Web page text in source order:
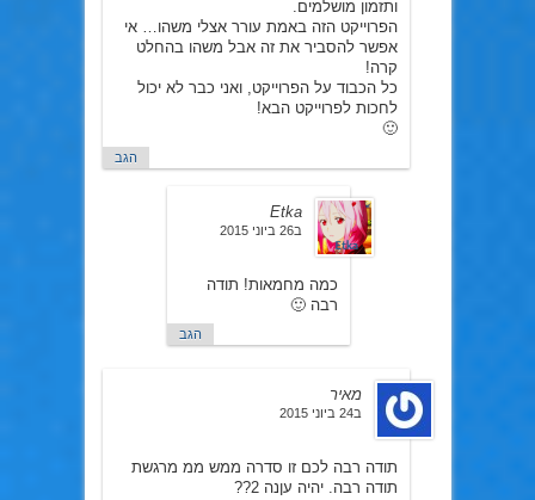
ותזמון מושלמים.
הפרוייקט הזה באמת עורר אצלי משהו… אי
אפשר להסביר את זה אבל משהו בהחלט
קרה!
כל הכבוד על הפרוייקט, ואני כבר לא יכול
לחכות לפרוייקט הבא!
🙂
הגב
Etka
ב26 ביוני 2015
כמה מחמאות! תודה
רבה 🙂
הגב
מאיר
ב24 ביוני 2015
תודה רבה לכם זו סדרה ממש ממ מרגשת
תודה רבה. יהיה עןנה 2??